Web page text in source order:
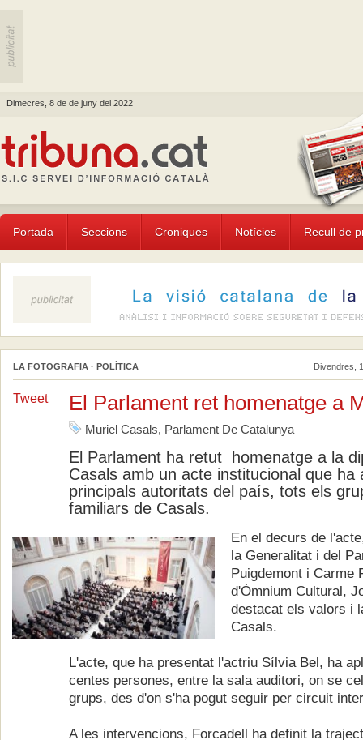
Dimecres, 8 de de juny del 2022
Portada Seccions Croniques Notícies Recull de
Divendres,
LA FOTOGRAFIA · POLÍTICA
Tweet El Parlament ret homenatge a
Muriel Casals, Parlament De Catalunya
El Parlament ha retut homenatge a la
Casals amb un acte institucional que ha
principals autoritats del país, tots els
familiars de Casals.
En el decurs de
la Generalitat i del
Puigdemont i Carme
d'Òmnium Cultural,
destacat els valors i
Casals.
L'acte, que ha presentat l'actriu Sílvia Bel, ha
centes persones, entre la sala auditori, on se
grups, des d'on s'ha pogut seguir per circuit
A les intervencions, Forcadell ha definit la